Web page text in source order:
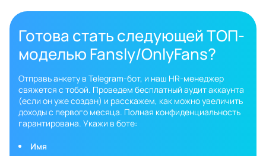
Готова стать следующей ТОП-
моделью Fansly/OnlyFans?
Отправь анкету в Telegram-бот, и наш HR-менеджер
свяжется с тобой. Проведем бесплатный аудит аккаунта
(если он уже создан) и расскажем, как можно увеличить
доходы с первого месяца. Полная конфиденциальность
гарантирована. Укажи в боте:
Имя